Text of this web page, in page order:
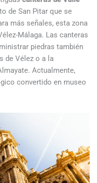
de San Pitar que se
más señales, esta zona
Málaga. Las canteras
piedras también
de Vélez o a la
Actualmente,
convertido en museo